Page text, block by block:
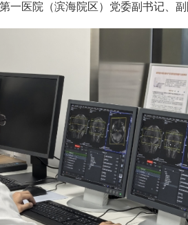
医院（滨海院区）党委副书记、副